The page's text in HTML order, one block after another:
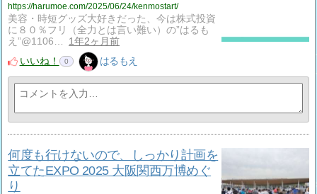
https://harumoe.com/2025/06/24/kenmostart/
美容・時短グッズ大好きだった、今は株式投資
に８０％フリ（全力とは言い難い）の”はるも
え”@1106…
1年2ヶ月前
いいね！
0 はるもえ
何度も行けないので、しっかり計画を
立てたEXPO 2025 大阪関西万博めぐ
り